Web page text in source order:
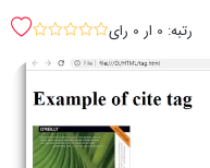
رتبه: 0 ار 0 رای sssss